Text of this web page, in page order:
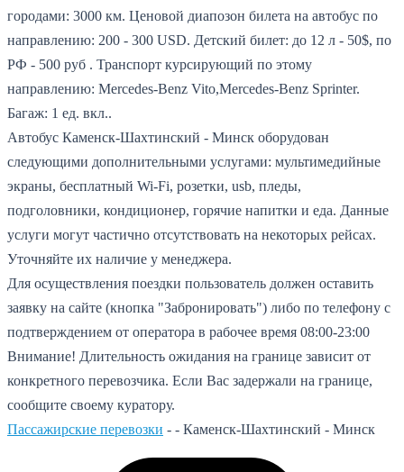
городами: 3000 км. Ценовой диапозон билета на автобус по
направлению: 200 - 300 USD. Детский билет: до 12 л - 50$, по
РФ - 500 руб . Транспорт курсирующий по этому
направлению: Mercedes-Benz Vito,Mercedes-Benz Sprinter.
Багаж: 1 ед. вкл..
Автобус Каменск-Шахтинский - Минск оборудован
следующими дополнительными услугами: мультимедийные
экраны, бесплатный Wi-Fi, розетки, usb, пледы,
подголовники, кондиционер, горячие напитки и еда. Данные
услуги могут частично отсутствовать на некоторых рейсах.
Уточняйте их наличие у менеджера.
Для осуществления поездки пользователь должен оставить
заявку на сайте (кнопка "Забронировать") либо по телефону с
подтверждением от оператора в рабочее время 08:00-23:00
Внимание! Длительность ожидания на границе зависит от
конкретного перевозчика. Если Вас задержали на границе,
сообщите своему куратору.
Пассажирские перевозки - - Каменск-Шахтинский - Минск